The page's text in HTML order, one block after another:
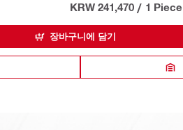
KRW 241,470 / 1 Piece
장바구니에 담기